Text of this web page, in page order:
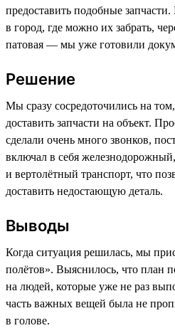
предоставить подобные
в город, где можно их забрать,
патовая — мы уже готовили
Решение
Мы сразу сосредоточились на
доставить запчасти на объект.
сделали очень много звонков,
включал в себя
и вертолётный транспорт, что
доставить недостающую деталь.
Выводы
Когда ситуация решилась, мы
полётов». Выяснилось, что план
на людей, которые уже не раз
часть важных вещей была не
в голове.